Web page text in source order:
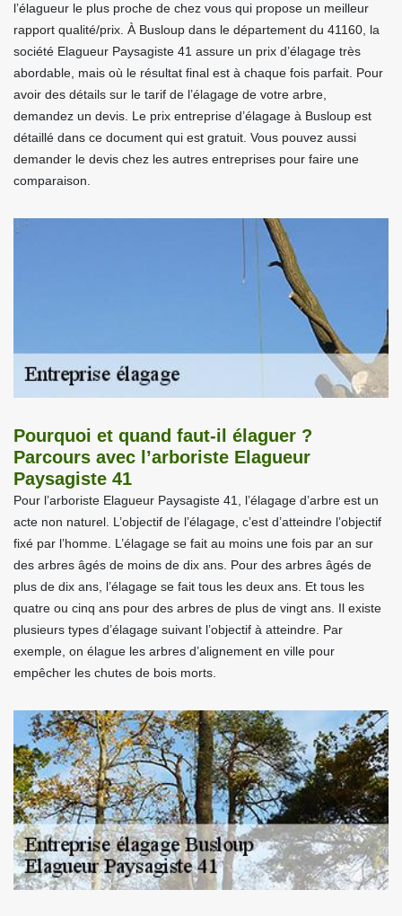
l’élagueur le plus proche de chez vous qui propose un meilleur
rapport qualité/prix. À Busloup dans le département du 41160, la
société Elagueur Paysagiste 41 assure un prix d’élagage très
abordable, mais où le résultat final est à chaque fois parfait. Pour
avoir des détails sur le tarif de l’élagage de votre arbre,
demandez un devis. Le prix entreprise d’élagage à Busloup est
détaillé dans ce document qui est gratuit. Vous pouvez aussi
demander le devis chez les autres entreprises pour faire une
comparaison.
Pourquoi et quand faut-il élaguer ?
Parcours avec l’arboriste Elagueur
Paysagiste 41
Pour l’arboriste Elagueur Paysagiste 41, l’élagage d’arbre est un
acte non naturel. L’objectif de l’élagage, c’est d’atteindre l’objectif
fixé par l’homme. L’élagage se fait au moins une fois par an sur
des arbres âgés de moins de dix ans. Pour des arbres âgés de
plus de dix ans, l’élagage se fait tous les deux ans. Et tous les
quatre ou cinq ans pour des arbres de plus de vingt ans. Il existe
plusieurs types d’élagage suivant l’objectif à atteindre. Par
exemple, on élague les arbres d’alignement en ville pour
empêcher les chutes de bois morts.